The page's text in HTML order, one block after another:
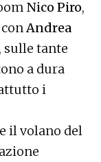
Nico Piro,
Andrea
sulle tante
a dura
i
il volano del